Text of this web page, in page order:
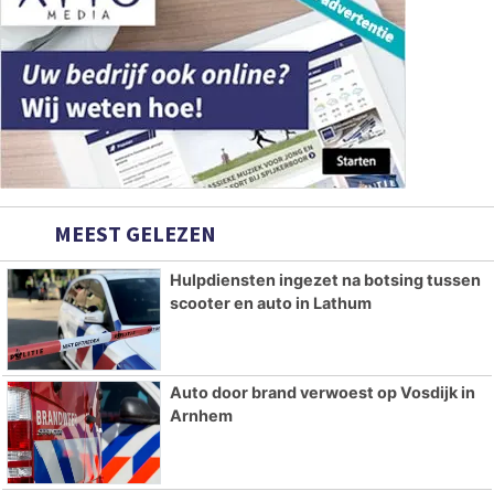
MEEST GELEZEN
Hulpdiensten ingezet na botsing tussen
scooter en auto in Lathum
Auto door brand verwoest op Vosdijk in
Arnhem